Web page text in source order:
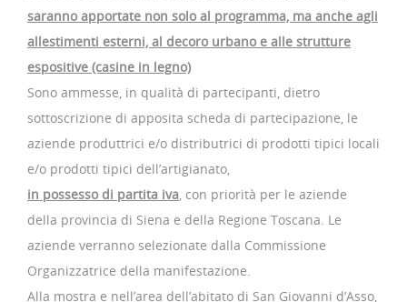
saranno apportate non solo al programma, ma anche agli
allestimenti esterni, al decoro urbano e alle strutture
espositive (casine in legno)
Sono ammesse, in qualità di partecipanti, dietro
sottoscrizione di apposita scheda di partecipazione, le
aziende produttrici e/o distributrici di prodotti tipici locali
e/o prodotti tipici dell’artigianato,
in possesso di partita iva, con priorità per le aziende
della provincia di Siena e della Regione Toscana. Le
aziende verranno selezionate dalla Commissione
Organizzatrice della manifestazione.
Alla mostra e nell’area dell’abitato di San Giovanni d’Asso,